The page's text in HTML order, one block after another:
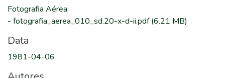
Fotografia Aérea:
- fotografia_aerea_010_sd.20-x-d-ii.pdf(6.21 MB)
Data
1981-04-06